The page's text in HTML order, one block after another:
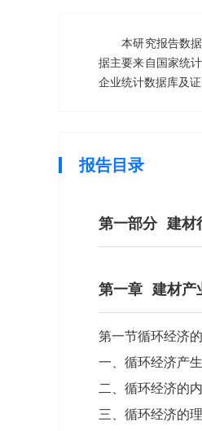
本研究报告数据
据主要来自国家统
企业统计数据库及
报告目录
第一部分 建材
第一章 建材产
第一节循环经济
一、循环经济产
二、循环经济的
三、循环经济的